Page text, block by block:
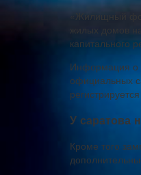
«Жилищный
жилых домов
капитального
Информация о
официальных
У саратова
Кроме того